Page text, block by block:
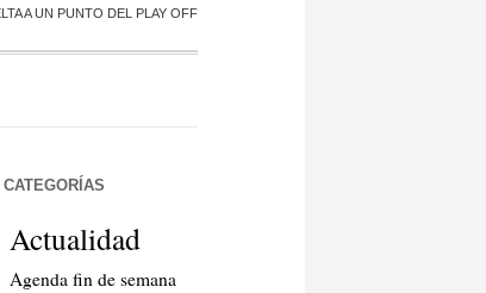
A UN PUNTO DEL PLAY OFF
CATEGORÍAS
Actualidad
Agenda fin de semana